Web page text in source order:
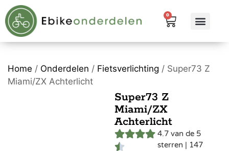
0
Home / Onderdelen / Fietsverlichting / Super73 Z
Miami/ZX Achterlicht
Super73 Z
Miami/ZX
Achterlicht
4.7 van de 5
sterren | 147